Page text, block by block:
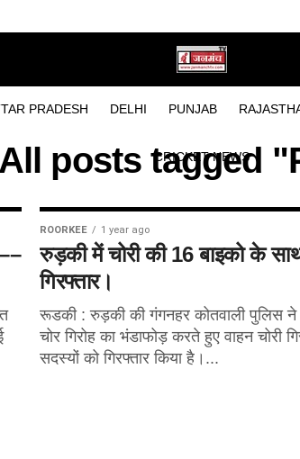
PRADESH DELHI PUNJAB
CRICKET NEWS
posts tagged
ROORKEE 1 year ago
रुड़की में चोरी की 16 बाइको के
गिरफ्तार।
रूडकी : रुड़की की गंगनहर कोतवाली पुलिस ने
चोर गिरोह का भंडाफोड़ करते हुए वाहन चोरी
सदस्यों को गिरफ्तार किया है।...